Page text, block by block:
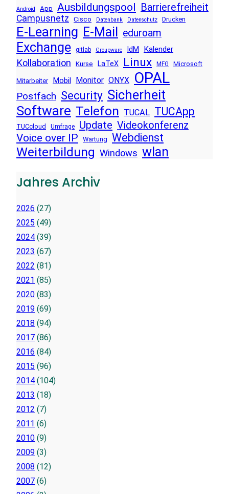
Android App Ausbildungspool Barrierefreiheit
Campusnetz Cisco Datenbank Datenschutz Drucken
E-Learning E-Mail eduroam
Exchange gitlab Groupware IdM Kalender
Kollaboration Kurse LaTeX Linux MFG Microsoft
Mitarbeiter Mobil Monitor ONYX OPAL
Postfach Security Sicherheit
Software Telefon TUCAL TUCApp
TUCcloud Umfrage Update Videokonferenz
Voice over IP Wartung Webdienst
Weiterbildung Windows wlan
Jahres Archiv
2026 (27)
2025 (49)
2024 (39)
2023 (67)
2022 (81)
2021 (85)
2020 (83)
2019 (69)
2018 (94)
2017 (86)
2016 (84)
2015 (96)
2014 (104)
2013 (18)
2012 (7)
2011 (6)
2010 (9)
2009 (3)
2008 (12)
2007 (6)